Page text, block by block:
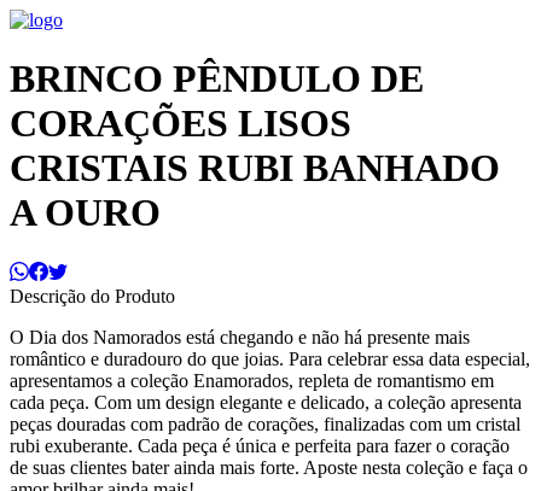
BRINCO PÊNDULO DE
CORAÇÕES LISOS
CRISTAIS RUBI BANHADO
A OURO
Descrição do Produto
O Dia dos Namorados está chegando e não há presente mais
romântico e duradouro do que joias. Para celebrar essa data especial,
apresentamos a coleção Enamorados, repleta de romantismo em
cada peça. Com um design elegante e delicado, a coleção apresenta
peças douradas com padrão de corações, finalizadas com um cristal
rubi exuberante. Cada peça é única e perfeita para fazer o coração
de suas clientes bater ainda mais forte. Aposte nesta coleção e faça o